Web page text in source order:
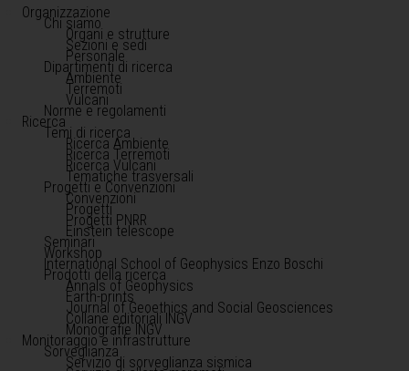
Organizzazione
Chi siamo
Organi e strutture
Sezioni e sedi
Personale
Dipartimenti di ricerca
Ambiente
Terremoti
Vulcani
Norme e regolamenti
Ricerca
Temi di ricerca
Ricerca Ambiente
Ricerca Terremoti
Ricerca Vulcani
Tematiche trasversali
Progetti e Convenzioni
Convenzioni
Progetti
Progetti PNRR
Einstein telescope
Seminari
Workshop
International School of Geophysics Enzo Boschi
Prodotti della ricerca
Annals of Geophysics
Earth-prints
Journal of Geoethics and Social Geosciences
Collane editoriali INGV
Monografie INGV
Monitoraggio e infrastrutture
Sorveglianza
Servizio di sorveglianza sismica